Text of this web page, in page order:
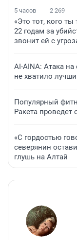
5 часов 2 269
«Это тот, кого
22 годам за
звонит ей с
AI-AINA: Атака
не хватило
Популярный
Ракета проведет
«С гордостью
северянин
глушь на Алтай